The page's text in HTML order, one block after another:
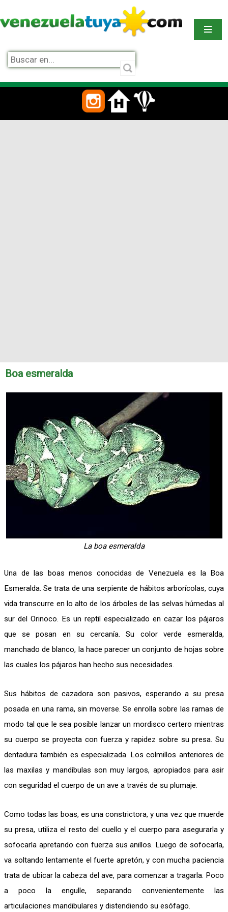
Boa esmeralda
La boa esmeralda
Una de las boas menos conocidas de Venezuela es la Boa
Esmeralda. Se trata de una serpiente de hábitos arborícolas, cuya
vida transcurre en lo alto de los árboles de las selvas húmedas al
sur del Orinoco. Es un reptil especializado en cazar los pájaros
que se posan en su cercanía. Su color verde esmeralda,
manchado de blanco, la hace parecer un conjunto de hojas sobre
las cuales los pájaros han hecho sus necesidades.
Sus hábitos de cazadora son pasivos, esperando a su presa
posada en una rama, sin moverse. Se enrolla sobre las ramas de
modo tal que le sea posible lanzar un mordisco certero mientras
su cuerpo se proyecta con fuerza y rapidez sobre su presa. Su
dentadura también es especializada. Los colmillos anteriores de
las maxilas y mandíbulas son muy largos, apropiados para asir
con seguridad el cuerpo de un ave a través de su plumaje.
Como todas las boas, es una constrictora, y una vez que muerde
su presa, utiliza el resto del cuello y el cuerpo para asegurarla y
sofocarla apretando con fuerza sus anillos. Luego de sofocarla,
va soltando lentamente el fuerte apretón, y con mucha paciencia
trata de ubicar la cabeza del ave, para comenzar a tragarla. Poco
a poco la engulle, separando convenientemente las
articulaciones mandibulares y distendiendo su esófago.